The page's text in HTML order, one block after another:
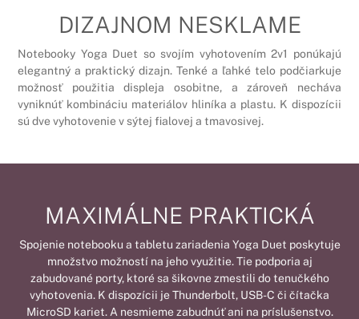
DIZAJNOM NESKLAME
Notebooky Yoga Duet so svojím vyhotovením 2v1 ponúkajú
elegantný a praktický dizajn. Tenké a ľahké telo podčiarkuje
možnosť použitia displeja osobitne, a zároveň necháva
vyniknúť kombináciu materiálov hliníka a plastu. K dispozícii
sú dve vyhotovenie v sýtej fialovej a tmavosivej.
MAXIMÁLNE PRAKTICKÁ
Spojenie notebooku a tabletu zariadenia Yoga Duet poskytuje
množstvo možností na jeho využitie. Tie podporia aj
zabudované porty, ktoré sa šikovne zmestili do tenučkého
vyhotovenia. K dispozícii je Thunderbolt, USB-C či čítačka
MicroSD kariet. A nesmieme zabudnúť ani na príslušenstvo.